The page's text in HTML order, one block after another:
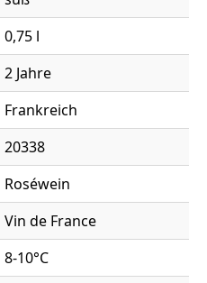
0,75 l
2 Jahre
Frankreich
20338
Roséwein
Vin de France
8-10°C